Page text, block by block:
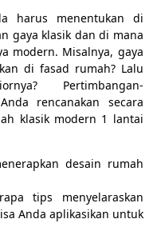
harus menentukan di
gaya klasik dan di mana
modern. Misalnya, gaya
di fasad rumah? Lalu
Pertimbangan-
rencanakan secara
klasik modern 1 lantai
desain rumah
tips menyelaraskan
Anda aplikasikan untuk